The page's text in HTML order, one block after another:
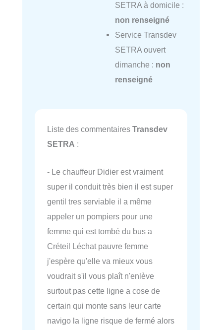
SETRA à domicile :
non renseigné
Service Transdev
SETRA ouvert
dimanche : non
renseigné
Liste des commentaires Transdev
SETRA :
- Le chauffeur Didier est vraiment
super il conduit très bien il est super
gentil tres serviable il a même
appeler un pompiers pour une
femme qui est tombé du bus a
Créteil Léchat pauvre femme
j'espère qu'elle va mieux vous
voudrait s'il vous plaît n'enlève
surtout pas cette ligne a cose de
certain qui monte sans leur carte
navigo la ligne risque de fermé alors